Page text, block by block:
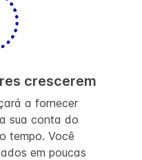
crescerem
a fornecer
sua conta do
tempo. Você
em poucas